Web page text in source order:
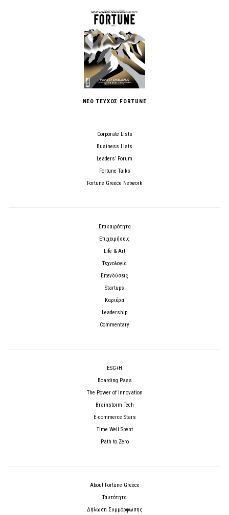
ΝΕΟ ΤΕΥΧΟΣ FORTUNE
Corporate Lists
Business Lists
Leaders’ Forum
Fortune Talks
Fortune Greece Network
Επικαιρότητα
Επιχειρήσεις
Life & Art
Τεχνολογία
Επενδύσεις
Startups
Καριέρα
Leadership
Commentary
ESG+H
Boarding Pass
The Power of Innovation
Brainstorm Tech
E-commerce Stars
Time Well Spent
Path to Zero
About Fortune Greece
Ταυτότητα
Δήλωση Συμμόρφωσης